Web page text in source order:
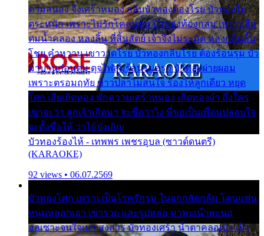
ตามสนอง จึงเศร้าหมอง กลีบบัวทองต้องโรย บัวทองไม่
ตระหนัก เพราะไม่รักโคลนตม บัวทองท้องกลม เพราะลืม
ตมน้ำคลอง หลงลิ้น ที่สิ้นสัตย์ เจ้าจึงไม่ระมัด หลงกลิ่นลิ้น
โชย คำหวาน เขาวาดโรย บัวทองกลีบโรย ต้องร้อนรุม บัว
มาบานก่อนตูม ดุจไฟสุมร้อนรุมอุรา บัวทองผ่ายผอม
เพราะตรอมฤทัย ข้าวปลาไม่สนใจ ร้องไห้ลูกเดียว หยุด
โศก เสียเถิดทอง พักความเศร้าหมอง เถิดทองจ๋า ถึงใคร
เขาจะว่า ลูกเจ้าเกิดมา จะชื่อว่าไง พี่ขอเป็นเพื่อนปลอบใจ
จะตั้งชื่อให้ ว่าไอ้บังเอิญ
บัวทองร้องไห้ - เทพพร เพชรอุบล (ซาวด์ดนตรี)
(KARAOKE)
92 views • 06.07.2569
บัวทองโศก เพราะเป็นโรครักรุม ในอกกลัดกลุ้ม โดนแฟน
หนุ่มหลอกเอา เขารวย และรูปหล่อ มาพะเน้าพะนอ
ออเซาะจนใจเบา สงสาร บัวทองเศร้า น้ำตาคลอเบ้า เฝ้า